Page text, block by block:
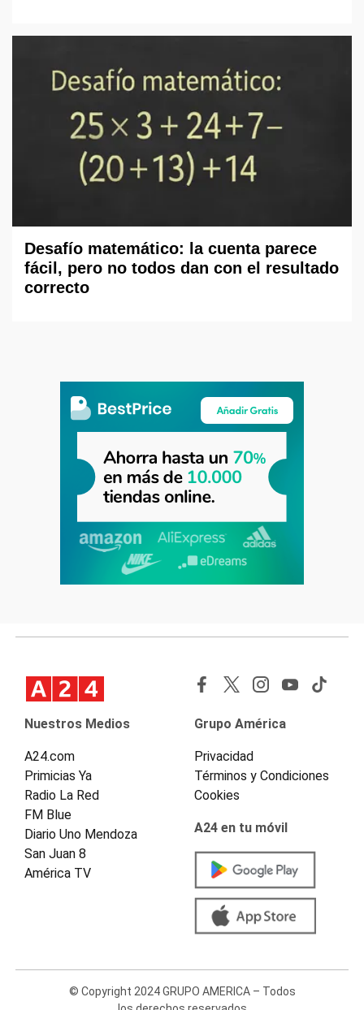
Desafío matemático: la cuenta parece
fácil, pero no todos dan con el resultado
correcto
Nuestros Medios
A24.com
Primicias Ya
Radio La Red
FM Blue
Diario Uno Mendoza
San Juan 8
América TV
Grupo América
Privacidad
Términos y Condiciones
Cookies
A24 en tu móvil
© Copyright 2024 GRUPO AMERICA – Todos